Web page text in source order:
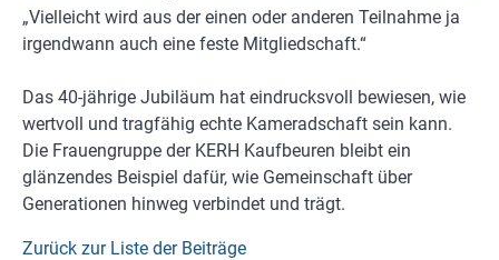
„Vielleicht wird aus der einen oder anderen Teilnahme ja
irgendwann auch eine feste Mitgliedschaft.“
Das 40-jährige Jubiläum hat eindrucksvoll bewiesen, wie
wertvoll und tragfähig echte Kameradschaft sein kann.
Die Frauengruppe der KERH Kaufbeuren bleibt ein
glänzendes Beispiel dafür, wie Gemeinschaft über
Generationen hinweg verbindet und trägt.
Zurück zur Liste der Beiträge